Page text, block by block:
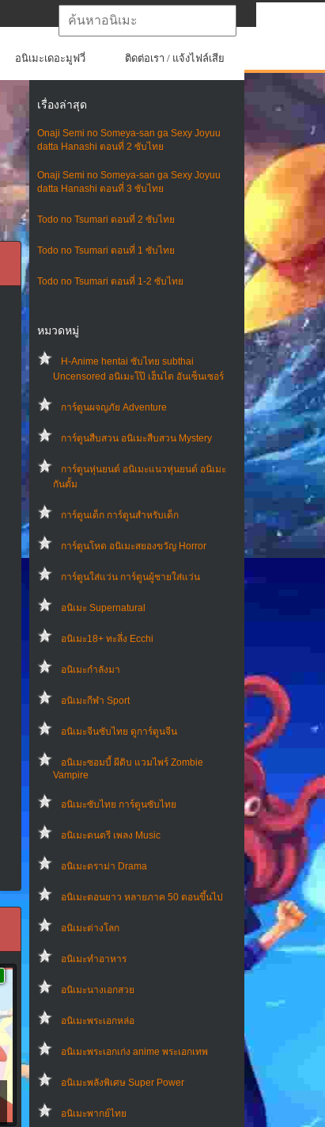
อนิเมะเดอะมูฟวี่ ติดต่อเรา / แจ้งไฟล์เสีย
เรื่องล่าสุด
Onaji Semi no Someya-san ga Sexy Joyuu
datta Hanashi ตอนที่ 2 ซับไทย
Onaji Semi no Someya-san ga Sexy Joyuu
datta Hanashi ตอนที่ 3 ซับไทย
Todo no Tsumari ตอนที่ 2 ซับไทย
Todo no Tsumari ตอนที่ 1 ซับไทย
Todo no Tsumari ตอนที่ 1-2 ซับไทย
หมวดหมู่
H-Anime hentai ซับไทย subthai
Uncensored อนิเมะโป๊ เฮ็นไต อันเซ็นเซอร์
การ์ตูนผจญภัย Adventure
การ์ตูนสืบสวน อนิเมะสืบสวน Mystery
การ์ตูนหุ่นยนต์ อนิเมะแนวหุ่นยนต์ อนิเมะ
กันดั้ม
การ์ตูนเด็ก การ์ตูนสำหรับเด็ก
การ์ตูนโหด อนิเมะสยองขวัญ Horror
การ์ตูนใส่แว่น การ์ตูนผู้ชายใส่แว่น
อนิเมะ Supernatural
อนิเมะ18+ ทะลึ่ง Ecchi
อนิเมะกำลังมา
อนิเมะกีฬา Sport
อนิเมะจีนซับไทย ดูการ์ตูนจีน
อนิเมะซอมบี้ ผีดิบ แวมไพร์ Zombie
Vampire
อนิเมะซับไทย การ์ตูนซับไทย
อนิเมะดนตรี เพลง Music
อนิเมะดราม่า Drama
อนิเมะตอนยาว หลายภาค 50 ตอนขึ้นไป
อนิเมะต่างโลก
อนิเมะทําอาหาร
อนิเมะนางเอกสวย
อนิเมะพระเอกหล่อ
อนิเมะพระเอกเก่ง anime พระเอกเทพ
อนิเมะพลังพิเศษ Super Power
อนิเมะพากย์ไทย